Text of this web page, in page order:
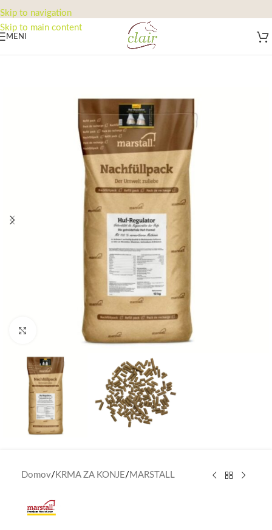
Skip to navigation
Skip to main content
MENI
Click to enlarge
Domov/ KRMA ZA KONJE/ MARSTALL